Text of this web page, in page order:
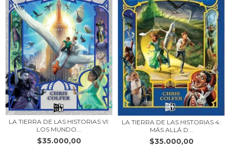
LA TIERRA DE LAS HISTORIAS VI:
LOS MUNDO...
$35.000,00
LA TIERRA DE LAS HISTORIAS 4:
MÁS ALLÁ D...
$35.000,00